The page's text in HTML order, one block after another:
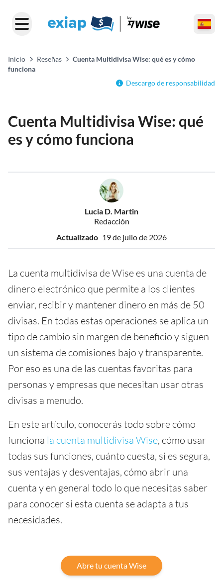
Inicio Reseñas
Cuenta Multidivisa Wise: qué es y cómo
funciona
Descargo de responsabilidad
Cuenta Multidivisa Wise: qué
es y cómo funciona
Lucia D. Martin
Redacción
Actualizado 19 de julio de 2026
La cuenta multidivisa de Wise es una cuenta de
dinero electrónico que permite a los clientes
enviar, recibir y mantener dinero en más de 50
divisas. En todas estas operaciones se aplica un
tipo de cambio sin margen de beneficio y siguen
un sistema de comisiones bajo y transparente.
Por eso es una de las cuentas favoritas para
personas y empresas que necesitan usar otras
divisas a menudo.
En este artículo, conocerás todo sobre cómo
funciona la cuenta multidivisa Wise, cómo usar
todas sus funciones, cuánto cuesta, si es segura,
sus ventajas y desventajas, cómo abrir una
cuenta y en general todo lo que necesitas saber
para conocer si esta cuenta se adapta a tus
necesidades.
Abre tu cuenta Wise